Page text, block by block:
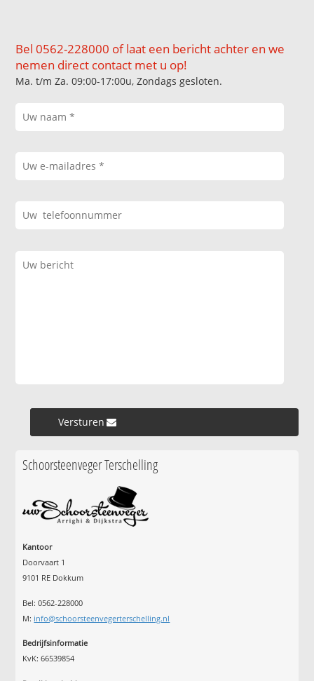
Bel 0562-228000 of laat een bericht achter en we
nemen direct contact met u op!
Ma. t/m Za. 09:00-17:00u, Zondags gesloten.
Versturen »
Schoorsteenveger Terschelling
Kantoor
Doorvaart 1
9101 RE Dokkum
Bel: 0562-228000
M: info@schoorsteenvegerterschelling.nl
Bedrijfsinformatie
KvK: 66539854